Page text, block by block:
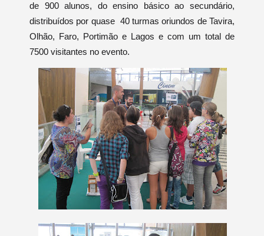
de 900 alunos, do ensino básico ao secundário,
distribuídos por quase 40 turmas oriundos de Tavira,
Olhão, Faro, Portimão e Lagos e com um total de
7500 visitantes no evento.